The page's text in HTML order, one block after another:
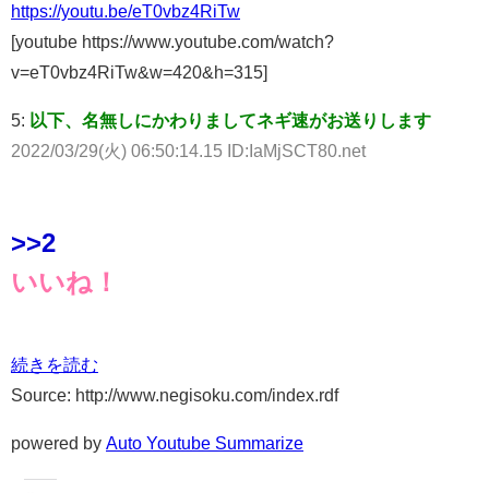
https://youtu.be/eT0vbz4RiTw
[youtube https://www.youtube.com/watch?
v=eT0vbz4RiTw&w=420&h=315]
5: 以下、名無しにかわりましてネギ速がお送りします
2022/03/29(火) 06:50:14.15 ID:IaMjSCT80.net
>>2
いいね！
続きを読む
Source: http://www.negisoku.com/index.rdf
powered by Auto Youtube Summarize